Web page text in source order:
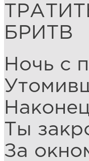
БРИТВ
Ночь с
Ты
За